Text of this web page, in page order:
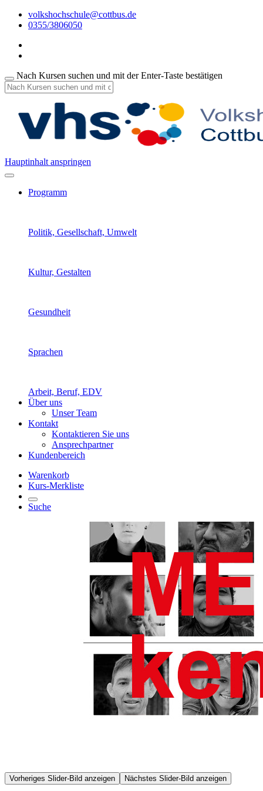
volkshochschule@cottbus.de
0355/3806050
Nach Kursen suchen und mit der Enter-Taste bestätigen
Hauptinhalt anspringen
Programm
Politik, Gesellschaft, Umwelt
Kultur, Gestalten
Gesundheit
Sprachen
Arbeit, Beruf, EDV
Über uns
Unser Team
Kontakt
Kontaktieren Sie uns
Ansprechpartner
Kundenbereich
Warenkorb
Kurs-Merkliste
Suche
Vorheriges Slider-Bild anzeigen Nächstes Slider-Bild anzeigen